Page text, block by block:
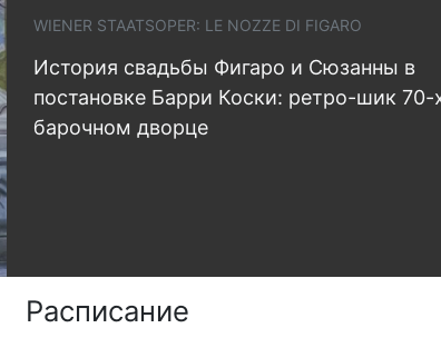
WIENER STAATSOPER: LE NOZZE DI FIGARO
История свадьбы Фигаро и Сюзанны в
постановке Барри Коски: ретро-шик 70-
барочном дворце
Расписание